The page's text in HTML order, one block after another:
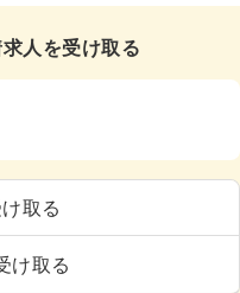
人を受け取る
取る
け取る